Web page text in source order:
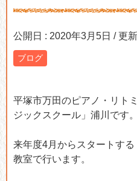
公開日 : 2020年3月5日 / 更
ブログ
平塚市万田のピアノ・リト
ジックスクール」浦川です。
来年度4月からスタートす
教室で行います。